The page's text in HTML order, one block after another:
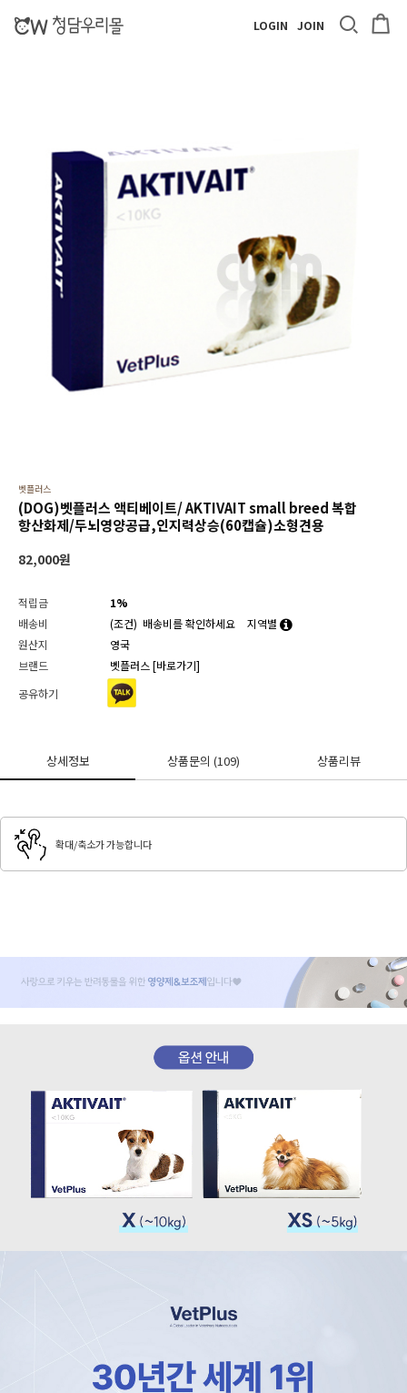
LOGIN JOIN
벳플러스
(DOG)벳플러스 액티베이트/ AKTIVAIT small breed 복합
항산화제/두뇌영양공급,인지력상승(60캡슐)소형견용
82,000원
적립금
1%
배송비
(조건) 배송비를 확인하세요
지역별
원산지
영국
브랜드
벳플러스 [바로가기]
공유하기
상세정보 상품문의 (109) 상품리뷰
확대/축소가 가능합니다